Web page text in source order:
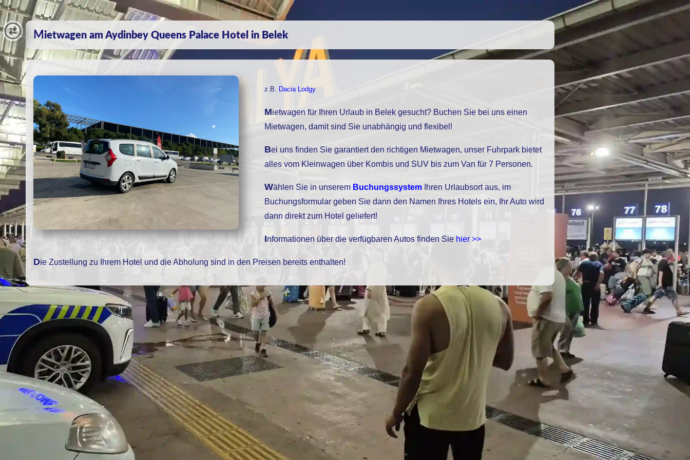
Mietwagen am Aydinbey Queens Palace Hotel in Belek
z.B. Dacia Lodgy
Mietwagen für Ihren Urlaub in Belek gesucht? Buchen Sie bei uns einen
Mietwagen, damit sind Sie unabhängig und flexibel!
Bei uns finden Sie garantiert den richtigen Mietwagen, unser Fuhrpark bietet
alles vom Kleinwagen über Kombis und SUV bis zum Van für 7 Personen.
Wählen Sie in unserem Buchungssystem Ihren Urlaubsort aus, im
Buchungsformular geben Sie dann den Namen Ihres Hotels ein, Ihr Auto wird
dann direkt zum Hotel geliefert!
Informationen über die verfügbaren Autos finden Sie hier >>
Die Zustellung zu Ihrem Hotel und die Abholung sind in den Preisen bereits enthalten!